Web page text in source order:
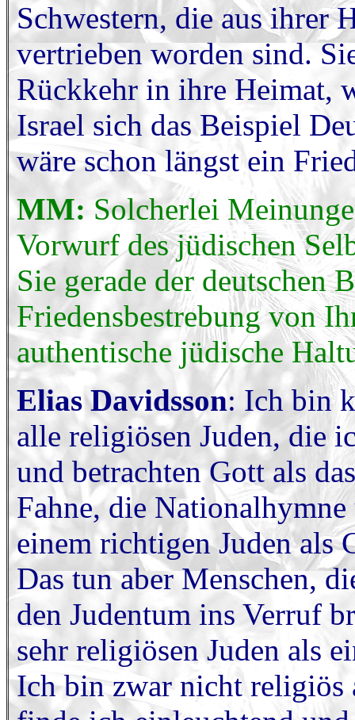
Schwestern, die aus ihrer
vertrieben worden sind.
Rückkehr in ihre Heimat,
Israel sich das Beispiel
wäre schon längst ein
MM: Solcherlei
Vorwurf des jüdischen
Sie gerade der deutschen
Friedensbestrebung von
authentische jüdische
Elias Davidsson: Ich bin
alle religiösen Juden, die
und betrachten Gott als
Fahne, die
einem richtigen Juden als
Das tun aber Menschen,
den Judentum ins Verruf
sehr religiösen Juden als
Ich bin zwar nicht religiös